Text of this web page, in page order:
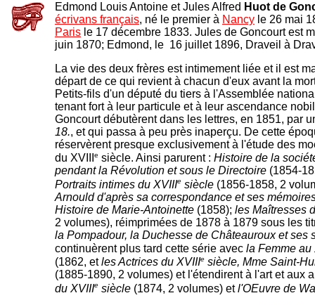
Edmond Louis Antoine et Jules Alfred Huot de
écrivans français, né le premier à Nancy le 26 mai
Paris le 17 décembre 1833. Jules de Goncourt est
juin 1870; Edmond, le 16 juillet 1896, Draveil à
La vie des deux frères est intimement liée et il est
départ de ce qui revient à chacun d'eux avant la
Petits-fils d'un député du tiers à l'Assemblée
tenant fort à leur particule et à leur ascendance
Goncourt débutèrent dans les lettres, en 1851, par
18., et qui passa à peu près inaperçu. De cette
réservèrent presque exclusivement à l'étude des
du XVIII
e siècle. Ainsi parurent : Histoire de la
pendant la Révolution et sous le Directoire (1854-
Portraits intimes du XVIIIe siècle (1856-1858, 2
Arnould d'après sa correspondance et ses
Histoire de Marie-Antoinette (1858); les Maîtresses
2 volumes), réimprimées de 1878 à 1879 sous les
la Pompadour, la Duchesse de Châteauroux et ses
continuèrent plus tard cette série avec la Femme au
(1862, etles Actrices du XVIIIe siècle, Mme Saint-
(1885-1890, 2 volumes) et l'étendirent à l'art et aux
du XVIIIe siècle (1874, 2 volumes) etl'OEuvre de